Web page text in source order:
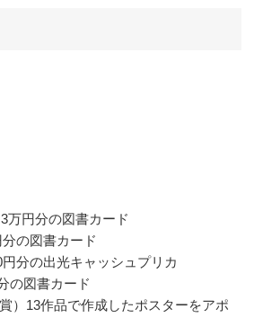
円分の図書カード
の図書カード
分の出光キャッシュプリカ
の図書カード
）13作品で作成したポスターをアポ